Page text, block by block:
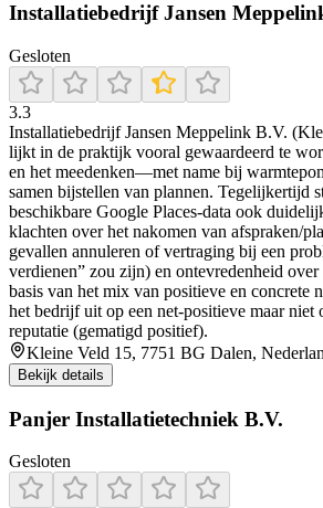
Installatiebedrijf Jansen
Gesloten
3.3
Installatiebedrijf Jansen Meppelink B.V.
lijkt in de praktijk vooral gewaardeerd te
en het meedenken—met name bij
samen bijstellen van plannen. Tegelijkertijd
beschikbare Google Places-data ook
klachten over het nakomen van afspraken/
gevallen annuleren of vertraging bij een
verdienen” zou zijn) en ontevredenheid
basis van het mix van positieve en concrete
het bedrijf uit op een net-positieve maar niet
reputatie (gematigd positief).
Kleine Veld 15, 7751 BG Dalen,
Bekijk details
Panjer Installatietechniek B.V.
Gesloten